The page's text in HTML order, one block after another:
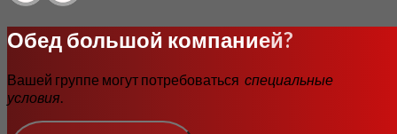
Обед большой компанией?
Вашей группе могут потребоваться специальные
условия.